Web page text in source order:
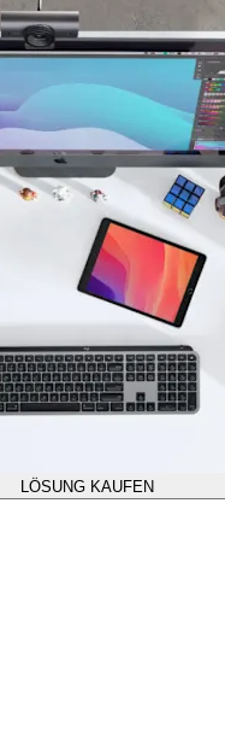
LÖSUNG KAUFEN